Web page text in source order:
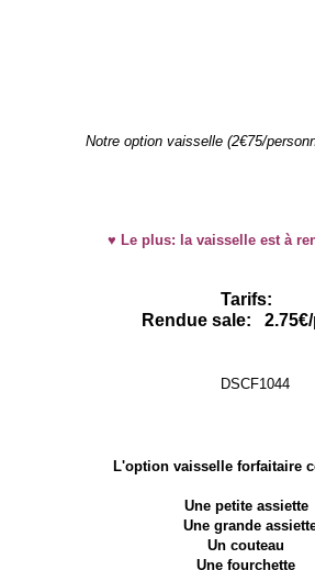
Notre option vaisselle (2€75/
♥ Le plus: la vaisselle est à
Tarifs:
Rendue sale:
L'option vaisselle forfaitaire
Une petite assiette
Une grande
Un couteau
Une fourchette